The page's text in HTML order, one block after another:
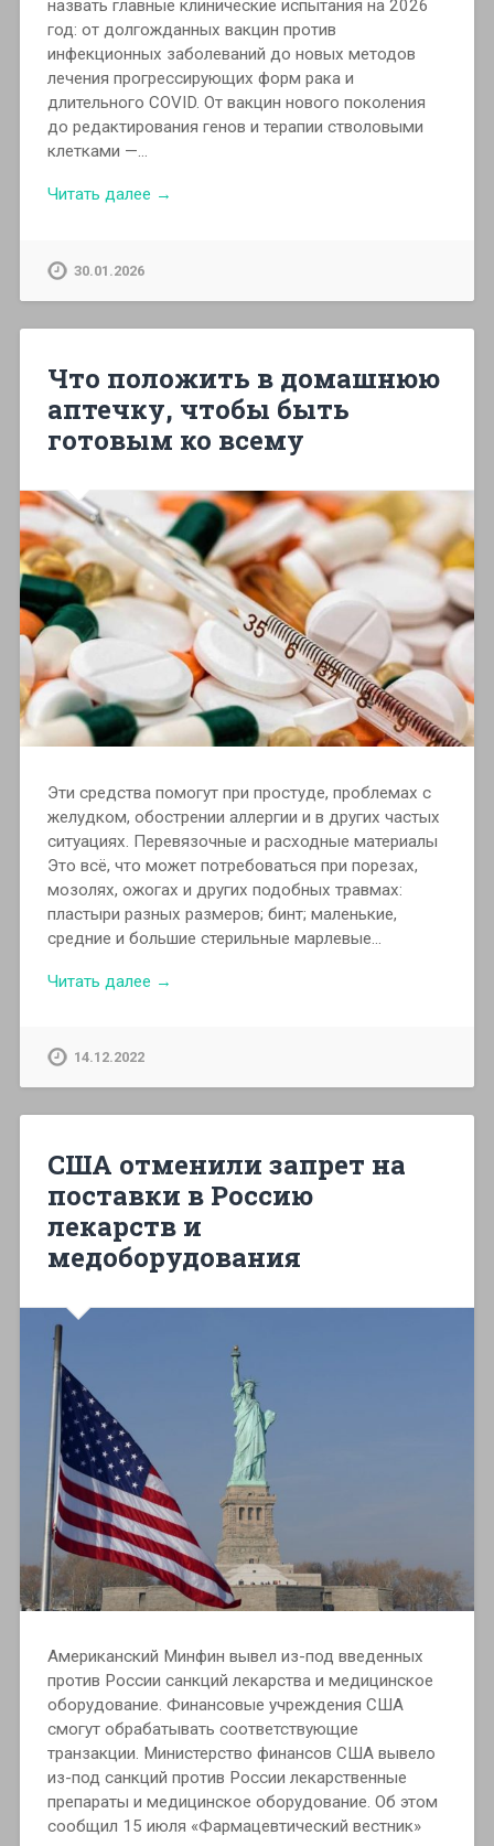
назвать главные клинические испытания на 2026
год: от долгожданных вакцин против
инфекционных заболеваний до новых методов
лечения прогрессирующих форм рака и
длительного COVID. От вакцин нового поколения
до редактирования генов и терапии стволовыми
клетками —…
Читать далее →
30.01.2026
Что положить в домашнюю
аптечку, чтобы быть
готовым ко всему
Эти средства помогут при простуде, проблемах с
желудком, обострении аллергии и в других частых
ситуациях. Перевязочные и расходные материалы
Это всё, что может потребоваться при порезах,
мозолях, ожогах и других подобных травмах:
пластыри разных размеров; бинт; маленькие,
средние и большие стерильные марлевые…
Читать далее →
14.12.2022
США отменили запрет на
поставки в Россию
лекарств и
медоборудования
Американский Минфин вывел из-под введенных
против России санкций лекарства и медицинское
оборудование. Финансовые учреждения США
смогут обрабатывать соответствующие
транзакции. Министерство финансов США вывело
из-под санкций против России лекарственные
препараты и медицинское оборудование. Об этом
сообщил 15 июля «Фармацевтический вестник»